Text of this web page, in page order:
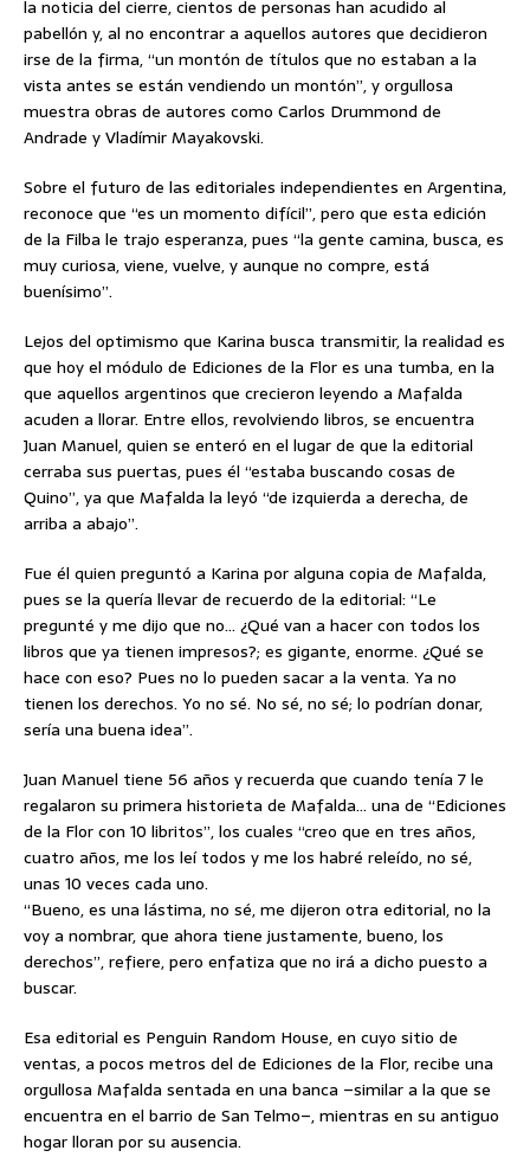
la noticia del cierre, cientos de personas han acudido al
pabellón y, al no encontrar a aquellos autores que decidieron
irse de la firma, “un montón de títulos que no estaban a la
vista antes se están vendiendo un montón”, y orgullosa
muestra obras de autores como Carlos Drummond de
Andrade y Vladímir Mayakovski.
Sobre el futuro de las editoriales independientes en Argentina,
reconoce que “es un momento difícil”, pero que esta edición
de la Filba le trajo esperanza, pues “la gente camina, busca, es
muy curiosa, viene, vuelve, y aunque no compre, está
buenísimo”.
Lejos del optimismo que Karina busca transmitir, la realidad es
que hoy el módulo de Ediciones de la Flor es una tumba, en la
que aquellos argentinos que crecieron leyendo a Mafalda
acuden a llorar. Entre ellos, revolviendo libros, se encuentra
Juan Manuel, quien se enteró en el lugar de que la editorial
cerraba sus puertas, pues él “estaba buscando cosas de
Quino”, ya que Mafalda la leyó “de izquierda a derecha, de
arriba a abajo”.
Fue él quien preguntó a Karina por alguna copia de Mafalda,
pues se la quería llevar de recuerdo de la editorial: “Le
pregunté y me dijo que no… ¿Qué van a hacer con todos los
libros que ya tienen impresos?; es gigante, enorme. ¿Qué se
hace con eso? Pues no lo pueden sacar a la venta. Ya no
tienen los derechos. Yo no sé. No sé, no sé; lo podrían donar,
sería una buena idea”.
Juan Manuel tiene 56 años y recuerda que cuando tenía 7 le
regalaron su primera historieta de Mafalda… una de “Ediciones
de la Flor con 10 libritos”, los cuales “creo que en tres años,
cuatro años, me los leí todos y me los habré releído, no sé,
unas 10 veces cada uno.
“Bueno, es una lástima, no sé, me dijeron otra editorial, no la
voy a nombrar, que ahora tiene justamente, bueno, los
derechos”, refiere, pero enfatiza que no irá a dicho puesto a
buscar.
Esa editorial es Penguin Random House, en cuyo sitio de
ventas, a pocos metros del de Ediciones de la Flor, recibe una
orgullosa Mafalda sentada en una banca –similar a la que se
encuentra en el barrio de San Telmo–, mientras en su antiguo
hogar lloran por su ausencia.